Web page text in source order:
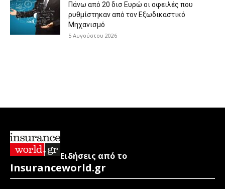
Πάνω από 20 δισ Ευρώ οι οφειλές που
ρυθμίστηκαν από τον Εξωδικαστικό
Μηχανισμό
5 Αυγούστου 2026
Ειδήσεις από το
Insuranceworld.gr